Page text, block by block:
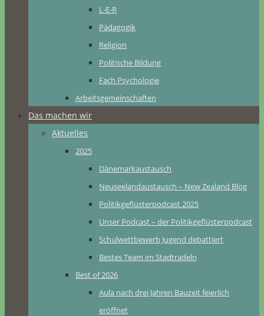
L-E-R
Pädagogik
Religion
Politische Bildung
Fach Psychologie
Arbeitsgemeinschaften
Das machen wir
Aktuelles
2025
Dänemarkaustausch
Neuseelandaustausch – New Zealand Blog
Politikgeflüsterpodcast 2025
Unser Podcast – der Politikgeflüsterpodcast
Schulwettbewerb Jugend debattiert
Bestes Team im Stadtradeln
Best of 2026
Aula nach drei Jahren Bauzeit feierlich
eröffnet